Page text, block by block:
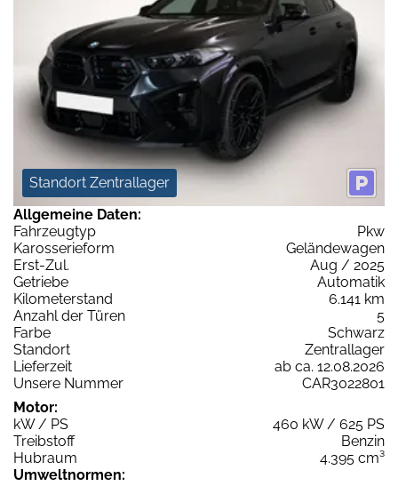
Standort Zentrallager
Allgemeine Daten:
Fahrzeugtyp
Pkw
Karosserieform
Geländewagen
Erst-Zul.
Aug / 2025
Getriebe
Automatik
Kilometerstand
6.141 km
Anzahl der Türen
5
Farbe
Schwarz
Standort
Zentrallager
Lieferzeit
ab ca. 12.08.2026
Unsere Nummer
CAR3022801
Motor:
kW / PS
460 kW / 625 PS
Treibstoff
Benzin
Hubraum
4.395 cm³
Umweltnormen: